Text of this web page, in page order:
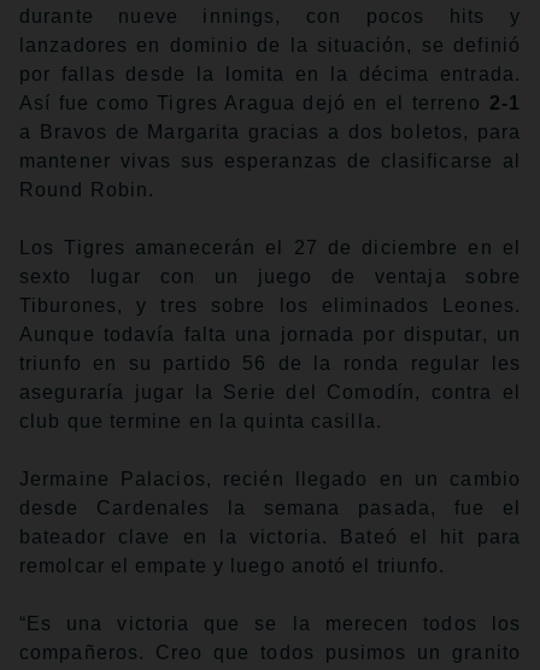
durante nueve innings, con pocos hits y
lanzadores en dominio de la situación, se definió
por fallas desde la lomita en la décima entrada.
Así fue como Tigres Aragua dejó en el terreno 2-1
a Bravos de Margarita gracias a dos boletos, para
mantener vivas sus esperanzas de clasificarse al
Round Robin.
Los Tigres amanecerán el 27 de diciembre en el
sexto lugar con un juego de ventaja sobre
Tiburones, y tres sobre los eliminados Leones.
Aunque todavía falta una jornada por disputar, un
triunfo en su partido 56 de la ronda regular les
aseguraría jugar la Serie del Comodín, contra el
club que termine en la quinta casilla.
Jermaine Palacios, recién llegado en un cambio
desde Cardenales la semana pasada, fue el
bateador clave en la victoria. Bateó el hit para
remolcar el empate y luego anotó el triunfo.
“Es una victoria que se la merecen todos los
compañeros. Creo que todos pusimos un granito